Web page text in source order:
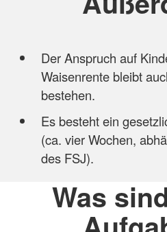
Der Anspruch auf
Waisenrente bleibt
bestehen.
Es besteht ein
(ca. vier Wochen,
des FSJ).
Was